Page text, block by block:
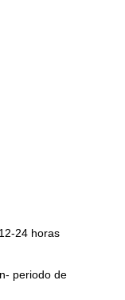
24 horas
periodo de